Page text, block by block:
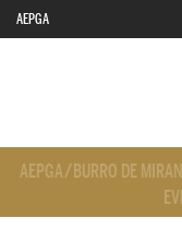
AEPGA
AEPGA/ BURRO DE